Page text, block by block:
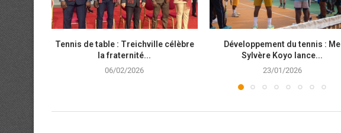
Tennis de table : Treichville célèbre
la fraternité...
06/02/2026
Développement du tennis : Me
Sylvère Koyo lance...
23/01/2026